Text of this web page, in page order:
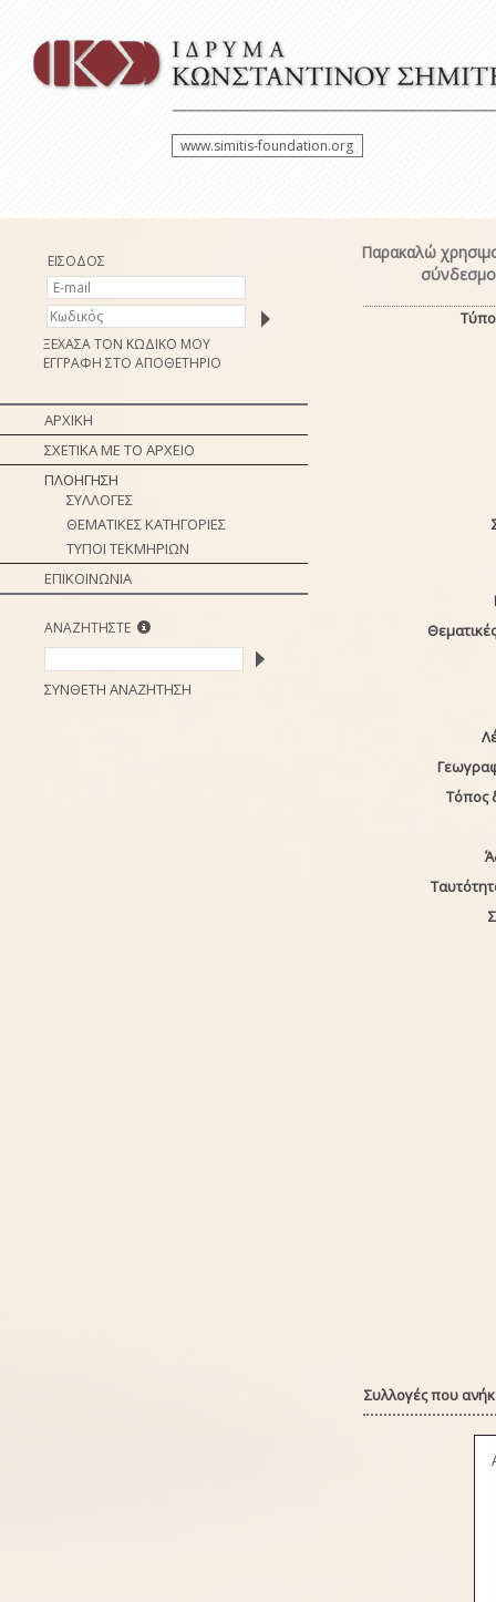
www.simitis-foundation.org
ΕΙΣΟΔΟΣ
ΞΕΧΑΣΑ ΤΟΝ ΚΩΔΙΚΟ ΜΟΥ
ΕΓΓΡΑΦΗ ΣΤΟ ΑΠΟΘΕΤΗΡΙΟ
ΑΡΧΙΚΗ
ΣΧΕΤΙΚΑ ΜΕ ΤΟ ΑΡΧΕΙΟ
ΠΛΟΗΓΗΣΗ
ΣΥΛΛΟΓΕΣ
ΘΕΜΑΤΙΚΕΣ ΚΑΤΗΓΟΡΙΕΣ
ΤΥΠΟΙ ΤΕΚΜΗΡΙΩΝ
ΕΠΙΚΟΙΝΩΝΙΑ
ΑΝΑΖΗΤΗΣΤΕ
ΣΥΝΘΕΤΗ ΑΝΑΖΗΤΗΣΗ
Παρακαλώ
Τόπος
Συλλογές που